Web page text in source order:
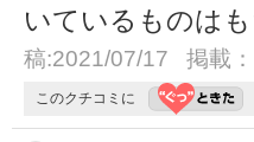
いているものは
稿:2021/07/17 掲載：
このクチコミに